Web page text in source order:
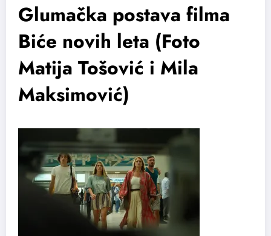
Glumačka postava filma
Biće novih leta (Foto
Matija Tošović i Mila
Maksimović)